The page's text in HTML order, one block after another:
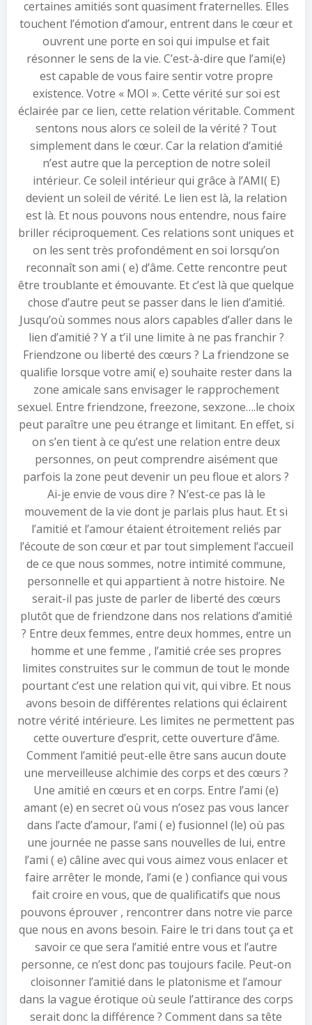
certaines amitiés sont quasiment fraternelles. Elles
touchent l’émotion d’amour, entrent dans le cœur et
ouvrent une porte en soi qui impulse et fait
résonner le sens de la vie. C’est-à-dire que l’ami(e)
est capable de vous faire sentir votre propre
existence. Votre « MOI ». Cette vérité sur soi est
éclairée par ce lien, cette relation véritable. Comment
sentons nous alors ce soleil de la vérité ? Tout
simplement dans le cœur. Car la relation d’amitié
n’est autre que la perception de notre soleil
intérieur. Ce soleil intérieur qui grâce à l’AMI( E)
devient un soleil de vérité. Le lien est là, la relation
est là. Et nous pouvons nous entendre, nous faire
briller réciproquement. Ces relations sont uniques et
on les sent très profondément en soi lorsqu’on
reconnaît son ami ( e) d’âme. Cette rencontre peut
être troublante et émouvante. Et c’est là que quelque
chose d’autre peut se passer dans le lien d’amitié.
Jusqu’où sommes nous alors capables d’aller dans le
lien d’amitié ? Y a t’il une limite à ne pas franchir ?
Friendzone ou liberté des cœurs ? La friendzone se
qualifie lorsque votre ami( e) souhaite rester dans la
zone amicale sans envisager le rapprochement
sexuel. Entre friendzone, freezone, sexzone….le choix
peut paraître une peu étrange et limitant. En effet, si
on s’en tient à ce qu’est une relation entre deux
personnes, on peut comprendre aisément que
parfois la zone peut devenir un peu floue et alors ?
Ai-je envie de vous dire ? N’est-ce pas là le
mouvement de la vie dont je parlais plus haut. Et si
l’amitié et l’amour étaient étroitement reliés par
l’écoute de son cœur et par tout simplement l’accueil
de ce que nous sommes, notre intimité commune,
personnelle et qui appartient à notre histoire. Ne
serait-il pas juste de parler de liberté des cœurs
plutôt que de friendzone dans nos relations d’amitié
? Entre deux femmes, entre deux hommes, entre un
homme et une femme , l’amitié crée ses propres
limites construites sur le commun de tout le monde
pourtant c’est une relation qui vit, qui vibre. Et nous
avons besoin de différentes relations qui éclairent
notre vérité intérieure. Les limites ne permettent pas
cette ouverture d’esprit, cette ouverture d’âme.
Comment l’amitié peut-elle être sans aucun doute
une merveilleuse alchimie des corps et des cœurs ?
Une amitié en cœurs et en corps. Entre l’ami (e)
amant (e) en secret où vous n’osez pas vous lancer
dans l’acte d’amour, l’ami ( e) fusionnel (le) où pas
une journée ne passe sans nouvelles de lui, entre
l’ami ( e) câline avec qui vous aimez vous enlacer et
faire arrêter le monde, l’ami (e ) confiance qui vous
fait croire en vous, que de qualificatifs que nous
pouvons éprouver , rencontrer dans notre vie parce
que nous en avons besoin. Faire le tri dans tout ça et
savoir ce que sera l’amitié entre vous et l’autre
personne, ce n’est donc pas toujours facile. Peut-on
cloisonner l’amitié dans le platonisme et l’amour
dans la vague érotique où seule l’attirance des corps
serait donc la différence ? Comment dans sa tête